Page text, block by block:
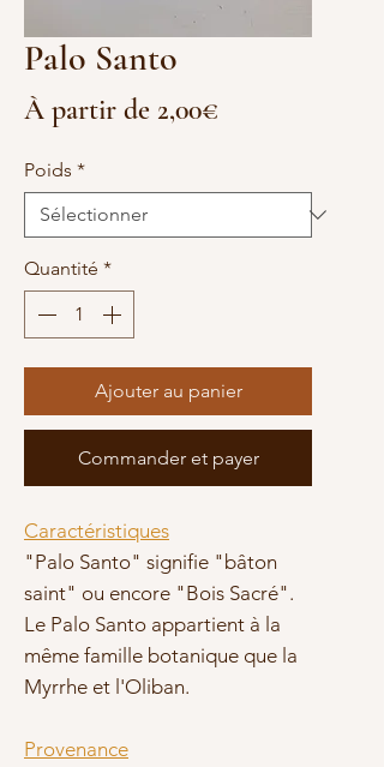
Palo Santo
À partir de 2,00€
Poids *
Quantité *
Ajouter au panier
Commander et payer
Caractéristiques
"Palo Santo" signifie "bâton
saint" ou encore "Bois Sacré".
Le Palo Santo appartient à la
même famille botanique que la
Myrrhe et l'Oliban.
Provenance